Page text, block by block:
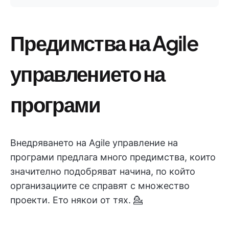
Предимства на Agile
управлението на
програми
Внедряването на Agile управление на
програми предлага много предимства, които
значително подобряват начина, по който
организациите се справят с множество
проекти. Ето някои от тях. 💁